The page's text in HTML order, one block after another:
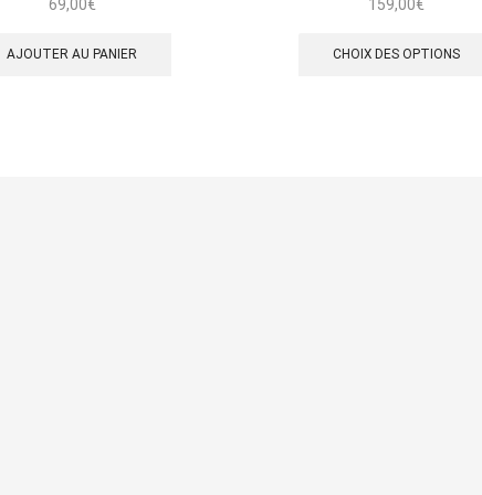
69,00€
AJOUTER AU PANIER
159,00€
CHOIX DES OPTIONS